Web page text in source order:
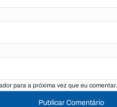
para a próxima vez que eu comentar.
Publicar Comentário